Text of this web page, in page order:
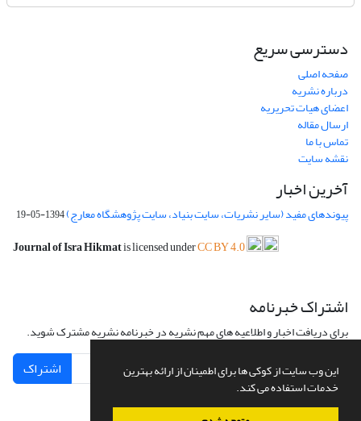
این وب سایت از کوکی ها برای اطمینان از ارائه بهترین
خدمات استفاده می کند.
دسترسی سریع
صفحه اصلی
درباره نشریه
اعضای هیات تحریریه
ارسال مقاله
تماس با ما
نقشه سایت
آخرین اخبار
پیوندهای مفید (سایر نشریات، سایت بنیاد، سایت پژوهشگاه معارج)1394-05-19
Journal of Isra Hikmatis licensed underCC BY 4.0
اشتراک خبرنامه
برای دریافت اخبار و اطلاعیه های مهم نشریه در خبرنامه نشریه مشترک شوید.
اشتراک